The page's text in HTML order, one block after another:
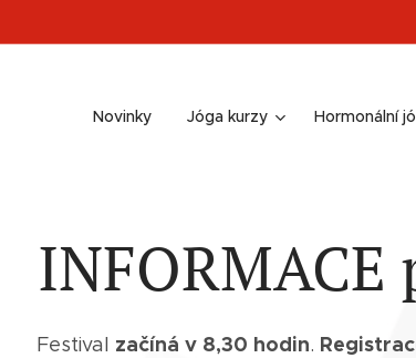
Novinky Jóga kurzy Hormonální
Festival začíná v 8,30 hodin.